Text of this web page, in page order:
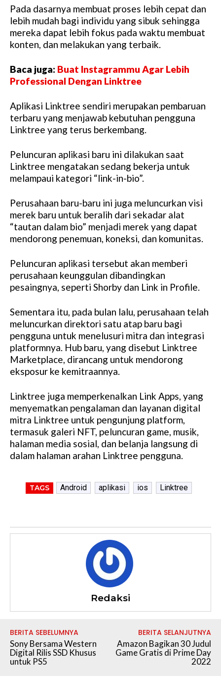
Pada dasarnya membuat proses lebih cepat dan
lebih mudah bagi individu yang sibuk sehingga
mereka dapat lebih fokus pada waktu membuat
konten, dan melakukan yang terbaik.
Baca juga: Buat Instagrammu Agar Lebih
Professional Dengan Linktree
Aplikasi Linktree sendiri merupakan pembaruan
terbaru yang menjawab kebutuhan pengguna
Linktree yang terus berkembang.
Peluncuran aplikasi baru ini dilakukan saat
Linktree mengatakan sedang bekerja untuk
melampaui kategori “link-in-bio”.
Perusahaan baru-baru ini juga meluncurkan visi
merek baru untuk beralih dari sekadar alat
“tautan dalam bio” menjadi merek yang dapat
mendorong penemuan, koneksi, dan komunitas.
Peluncuran aplikasi tersebut akan memberi
perusahaan keunggulan dibandingkan
pesaingnya, seperti Shorby dan Link in Profile.
Sementara itu, pada bulan lalu, perusahaan telah
meluncurkan direktori satu atap baru bagi
pengguna untuk menelusuri mitra dan integrasi
platformnya. Hub baru, yang disebut Linktree
Marketplace, dirancang untuk mendorong
eksposur ke kemitraannya.
Linktree juga memperkenalkan Link Apps, yang
menyematkan pengalaman dan layanan digital
mitra Linktree untuk pengunjung platform,
termasuk galeri NFT, peluncuran game, musik,
halaman media sosial, dan belanja langsung di
dalam halaman arahan Linktree pengguna.
TAGS Android aplikasi ios Linktree
Redaksi
BERITA SEBELUMNYA
Sony Bersama Western
Digital Rilis SSD Khusus
untuk PS5
BERITA SELANJUTNYA
Amazon Bagikan 30 Judul
Game Gratis di Prime Day
2022